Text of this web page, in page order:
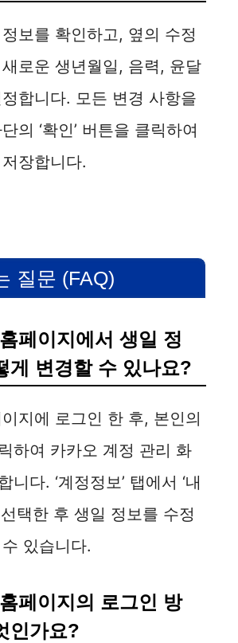
보를 확인하고, 옆의 수정
로운 생년월일, 음력, 윤달
합니다. 모든 변경 사항을
의 ‘확인’ 버튼을 클릭하여
장합니다.
질문 (FAQ)
페이지에서 생일 정
게 변경할 수 있나요?
지에 로그인 한 후, 본인의
하여 카카오 계정 관리 화
니다. ‘계정정보’ 탭에서 ‘내
택한 후 생일 정보를 수정
있습니다.
페이지의 로그인 방
인가요?